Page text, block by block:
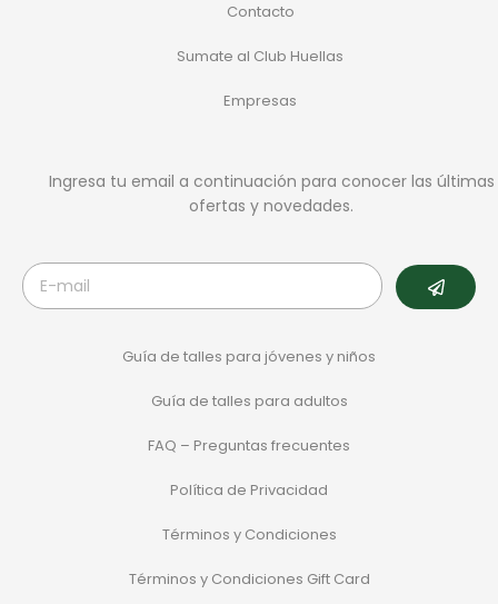
Contacto
Sumate al Club Huellas
Empresas
Ingresa tu email a continuación para conocer las últimas
ofertas y novedades.
Guía de talles para jóvenes y niños
Guía de talles para adultos
FAQ – Preguntas frecuentes
Política de Privacidad
Términos y Condiciones
Términos y Condiciones Gift Card